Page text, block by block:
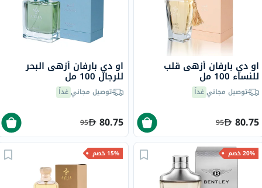
او دي بارفان أزهى قلب
للنساء 100 مل
توصيل مجانيغداً
80.75
95
او دي بارفان أزهى البحر
للرجال 100 مل
توصيل مجانيغداً
80.75
95
20% خصم 15% خصم